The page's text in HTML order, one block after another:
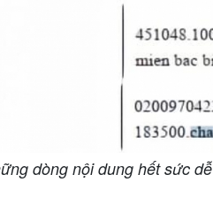
dòng nội dung hết sức